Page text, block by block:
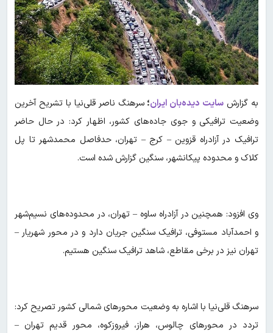
به گزارش سایت دیده‌بان ایران؛ سرهنگ ناصر قلی‌نیا با تشریح آخرین
وضعیت ترافیکی و جوی جاده‌های کشور، اظهار کرد: در حال حاضر
ترافیک در آزادراه قزوین – کرج – تهران، حدفاصل محمدشهر تا پل
کلاک و محدوده پیکانشهر، سنگین گزارش شده است.
وی افزود: همچنین در آزادراه ساوه – تهران، در محدوده‌های نسیم‌شهر
و احمدآباد مستوفی، ترافیک سنگین جریان دارد و در محور شهریار –
تهران نیز در برخی مقاطع، شاهد ترافیک سنگین هستیم.
سرهنگ قلی‌نیا با اشاره به وضعیت محورهای شمالی کشور تصریح کرد:
تردد در محورهای چالوس، هراز، فیروزکوه، محور قدیم تهران –